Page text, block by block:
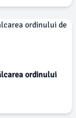
ordinului